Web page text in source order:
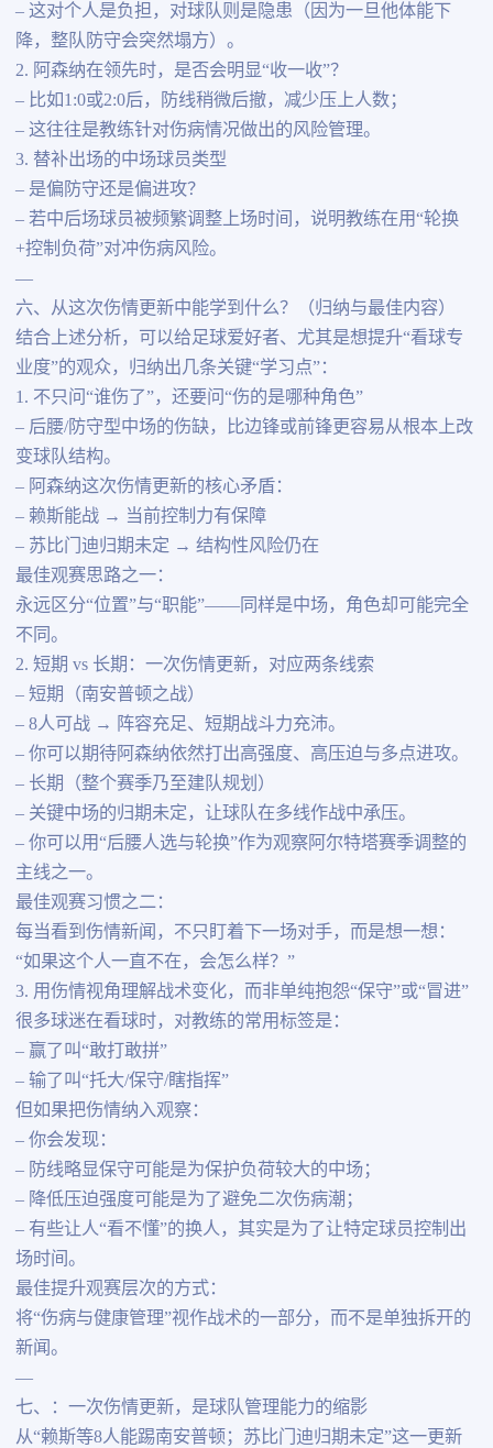
– 这对个人是负担，对球队则是隐患（因为一旦他体能下
降，整队防守会突然塌方）。
2. 阿森纳在领先时，是否会明显“收一收”？
– 比如1:0或2:0后，防线稍微后撤，减少压上人数；
– 这往往是教练针对伤病情况做出的风险管理。
3. 替补出场的中场球员类型
– 是偏防守还是偏进攻？
– 若中后场球员被频繁调整上场时间，说明教练在用“轮换
+控制负荷”对冲伤病风险。
—
六、从这次伤情更新中能学到什么？（归纳与最佳内容）
结合上述分析，可以给足球爱好者、尤其是想提升“看球专
业度”的观众，归纳出几条关键“学习点”：
1. 不只问“谁伤了”，还要问“伤的是哪种角色”
– 后腰/防守型中场的伤缺，比边锋或前锋更容易从根本上改
变球队结构。
– 阿森纳这次伤情更新的核心矛盾：
– 赖斯能战 → 当前控制力有保障
– 苏比门迪归期未定 → 结构性风险仍在
最佳观赛思路之一：
永远区分“位置”与“职能”——同样是中场，角色却可能完全
不同。
2. 短期 vs 长期：一次伤情更新，对应两条线索
– 短期（南安普顿之战）
– 8人可战 → 阵容充足、短期战斗力充沛。
– 你可以期待阿森纳依然打出高强度、高压迫与多点进攻。
– 长期（整个赛季乃至建队规划）
– 关键中场的归期未定，让球队在多线作战中承压。
– 你可以用“后腰人选与轮换”作为观察阿尔特塔赛季调整的
主线之一。
最佳观赛习惯之二：
每当看到伤情新闻，不只盯着下一场对手，而是想一想：
“如果这个人一直不在，会怎么样？”
3. 用伤情视角理解战术变化，而非单纯抱怨“保守”或“冒进”
很多球迷在看球时，对教练的常用标签是：
– 赢了叫“敢打敢拼”
– 输了叫“托大/保守/瞎指挥”
但如果把伤情纳入观察：
– 你会发现：
– 防线略显保守可能是为保护负荷较大的中场；
– 降低压迫强度可能是为了避免二次伤病潮；
– 有些让人“看不懂”的换人，其实是为了让特定球员控制出
场时间。
最佳提升观赛层次的方式：
将“伤病与健康管理”视作战术的一部分，而不是单独拆开的
新闻。
—
七、：一次伤情更新，是球队管理能力的缩影
从“赖斯等8人能踢南安普顿；苏比门迪归期未定”这一更新